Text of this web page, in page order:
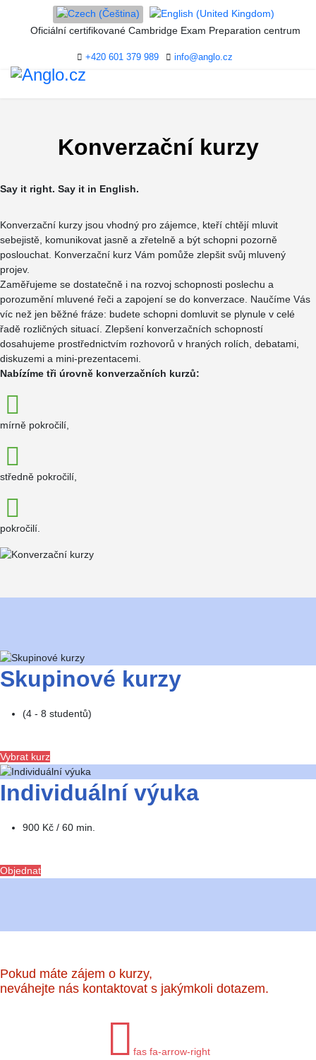
Oficiální certifikované Cambridge Exam Preparation centrum
+420 601 379 989 info@anglo.cz
Konverzační kurzy
Say it right. Say it in English.
Konverzační kurzy jsou vhodný pro zájemce, kteří chtějí mluvit
sebejistě, komunikovat jasně a zřetelně a být schopni pozorně
poslouchat. Konverzační kurz Vám pomůže zlepšit svůj mluvený
projev.
Zaměřujeme se dostatečně i na rozvoj schopnosti poslechu a
porozumění mluvené řeči a zapojení se do konverzace. Naučíme Vás
víc než jen běžné fráze: budete schopni domluvit se plynule v celé
řadě rozličných situací. Zlepšení konverzačních schopností
dosahujeme prostřednictvím rozhovorů v hraných rolích, debatami,
diskuzemi a mini-prezentacemi.
Nabízíme tři úrovně konverzačních kurzů:
mírně pokročilí,
středně pokročilí,
pokročilí.
Skupinové kurzy
(4 - 8 studentů)
Vybrat kurz
Individuální výuka
900 Kč / 60 min.
Objednat
Pokud máte zájem o kurzy,
neváhejte nás kontaktovat s jakýmkoli dotazem.
fas fa-arrow-right